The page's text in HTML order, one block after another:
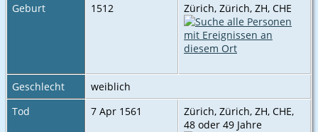
Geburt
1512 Zürich, Zürich, ZH, CHE
Geschlecht
weiblich
Tod
7 Apr 1561
Zürich, Zürich, ZH, CHE‎,
48 oder 49 Jahre